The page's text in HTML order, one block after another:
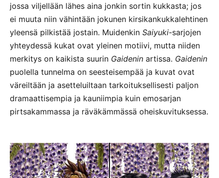
jossa viljellään lähes aina jonkin sortin kukkasta; jos
ei muuta niin vähintään jokunen kirsikankukkalehtinen
yleensä pilkistää jostain. Muidenkin Saiyuki-sarjojen
yhteydessä kukat ovat yleinen motiivi, mutta niiden
merkitys on kaikista suurin Gaidenin artissa. Gaidenin
puolella tunnelma on seesteisempää ja kuvat ovat
väreiltään ja asetteluiltaan tarkoituksellisesti paljon
dramaattisempia ja kauniimpia kuin emosarjan
pirtsakammassa ja räväkämmässä oheiskuvituksessa.